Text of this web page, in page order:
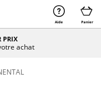
Aide Panier
PRIX
achat